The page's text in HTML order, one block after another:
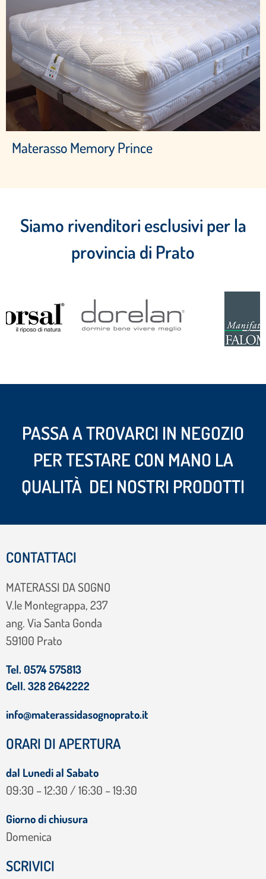
Materasso Memory Prince
Siamo rivenditori esclusivi per la
provincia di Prato
PASSA A TROVARCI IN NEGOZIO
PER TESTARE CON MANO LA
QUALITÀ DEI NOSTRI PRODOTTI
CONTATTACI
MATERASSI DA SOGNO
V.le Montegrappa, 237
ang. Via Santa Gonda
59100 Prato
Tel. 0574 575813
Cell. 328 2642222
info@materassidasognoprato.it
ORARI DI APERTURA
dal Lunedi al Sabato
09:30 – 12:30 / 16:30 – 19:30
Giorno di chiusura
Domenica
SCRIVICI